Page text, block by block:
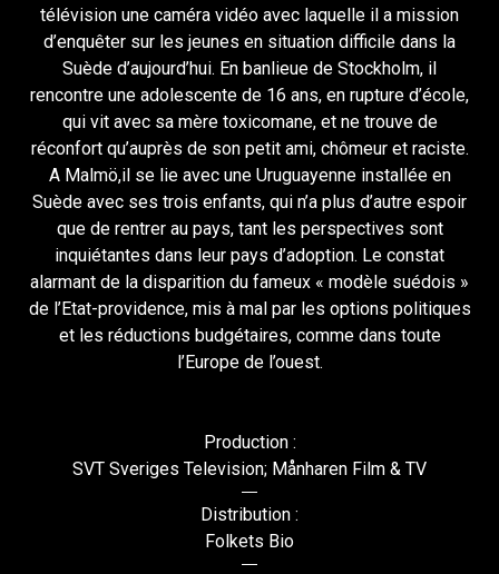
télévision une caméra vidéo avec laquelle il a mission
d’enquêter sur les jeunes en situation difficile dans la
Suède d’aujourd’hui. En banlieue de Stockholm, il
rencontre une adolescente de 16 ans, en rupture d’école,
qui vit avec sa mère toxicomane, et ne trouve de
réconfort qu’auprès de son petit ami, chômeur et raciste.
A Malmö,il se lie avec une Uruguayenne installée en
Suède avec ses trois enfants, qui n’a plus d’autre espoir
que de rentrer au pays, tant les perspectives sont
inquiétantes dans leur pays d’adoption. Le constat
alarmant de la disparition du fameux « modèle suédois »
de l’Etat-providence, mis à mal par les options politiques
et les réductions budgétaires, comme dans toute
l’Europe de l’ouest.
Production :
SVT Sveriges Television; Månharen Film & TV
Distribution :
Folkets Bio